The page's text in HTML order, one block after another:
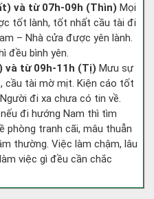
và từ 07h-09h (Thìn) Mọi
tốt lành, tốt nhất cầu tài đi
– Nhà cửa được yên lành.
đều bình yên.
và từ 09h-11h (Tị) Mưu sự
cầu tài mờ mịt. Kiện cáo tốt
đi xa chưa có tin về.
đi hướng Nam thì tìm
phòng tranh cãi, mâu thuẫn
thường. Việc làm chậm, lâu
việc gì đều cần chắc